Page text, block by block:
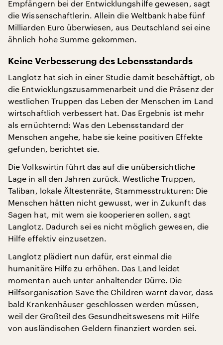
Empfängern bei der Entwicklungshilfe gewesen, sagt
die Wissenschaftlerin. Allein die Weltbank habe fünf
Milliarden Euro überwiesen, aus Deutschland sei eine
ähnlich hohe Summe gekommen.
Keine Verbesserung des Lebensstandards
Langlotz hat sich in einer Studie damit beschäftigt, ob
die Entwicklungszusammenarbeit und die Präsenz der
westlichen Truppen das Leben der Menschen im Land
wirtschaftlich verbessert hat. Das Ergebnis ist mehr
als ernüchternd: Was den Lebensstandard der
Menschen angehe, habe sie keine positiven Effekte
gefunden, berichtet sie.
Die Volkswirtin führt das auf die unübersichtliche
Lage in all den Jahren zurück. Westliche Truppen,
Taliban, lokale Ältestenräte, Stammesstrukturen: Die
Menschen hätten nicht gewusst, wer in Zukunft das
Sagen hat, mit wem sie kooperieren sollen, sagt
Langlotz. Dadurch sei es nicht möglich gewesen, die
Hilfe effektiv einzusetzen.
Langlotz plädiert nun dafür, erst einmal die
humanitäre Hilfe zu erhöhen. Das Land leidet
momentan auch unter anhaltender Dürre. Die
Hilfsorganisation Save the Children warnt davor, dass
bald Krankenhäuser geschlossen werden müssen,
weil der Großteil des Gesundheitswesens mit Hilfe
von ausländischen Geldern finanziert worden sei.